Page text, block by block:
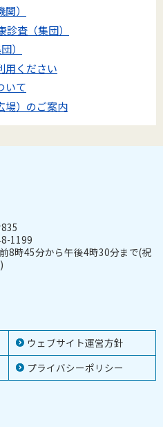
）
査（集団）
）
用ください
いて
場）のご案内
ウェブサイト運営方針
プライバシーポリシー
1199
8時45分から午後4時30分まで(祝